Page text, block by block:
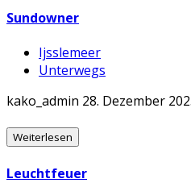
Sundowner
Ijsslemeer
Unterwegs
kako_admin 28. Dezember
Weiterlesen
Leuchtfeuer